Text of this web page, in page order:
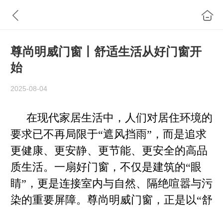
尊尚明威门窗丨舒适生活从好门窗开
始
2025-08-04
在现代家居生活中，人们对居住环境的
要求已不再局限于“遮风挡雨”，而是追求
更健康、更安静、更节能、更安全的高品
质生活。一扇好门窗，不仅是建筑的“眼
睛”，更是连接室内与自然、隔绝喧嚣与污
染的重要屏障。尊尚明威门窗，正是以“舒